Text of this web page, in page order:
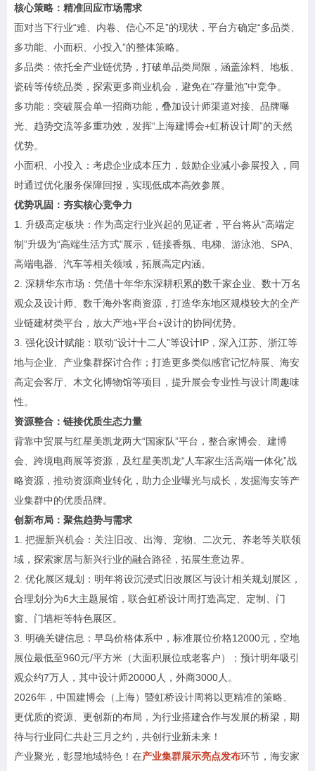
核心策略：精准回应市场需求
面对当下行业“难、内卷、信心不足”的现状，平台方确定“多品类、
多功能、小面积、小投入”的整体策略。
多品类：依托全产业链优势，打破单品类局限，涵盖涂料、地板、
瓷砖等传统品类，探索更多商业机会，避免在“存量池”中竞争。
多功能：突破展会单一招商功能，叠加设计师渠道对接、品牌曝
光、趋势交流等多重功效，发挥“上海建博会+虹桥设计周”的天然
优势。
小面积、小投入：考虑企业成本压力，鼓励企业减小参展投入，同
时通过优化服务保障回报，实现低成本高效参展。
优势巩固：夯实核心竞争力
1. 升级高定板块：作为高定行业兴起的见证者，平台将从“高端定
制”升级为“高端生活方式”展示，链接香氛、电梯、游泳池、SPA、
高端电器、汽车等相关领域，拓展高定内涵。
2. 深耕华东市场：凭借十年华东深耕积累的数千家企业、数十万名
观众及设计师、数千海外客商资源，打造华东地区规模较大的全产
业链建材类平台，放大产地+平台+设计的协同优势。
3. 强化设计赋能：联动“设计十二人”等设计IP，深入江苏、浙江等
地与企业、产业集群探讨合作；打造更多类似感官记忆特展、海安
高定会客厅、木文化博物馆等项目，提升展会专业性与设计周趣味
性。
资源整合：链接优质生态力量
背靠中贸展与红星美凯龙两大“国家队”平台，整合家博会、建博
会、跨境电商展等资源，及红星美凯龙“人车家生活高端一体化”战
略资源，推动资源商业转化，助力企业曝光与成长，发掘海安等产
业集群中的优质品牌。
创新布局：聚焦趋势与需求
1. 把握新兴机会：关注旧改、出海、宠物、二次元、养老等关联领
域，探索家居与新兴行业的融合路径，拓展生意边界。
2. 优化展区规划：明年将设沉浸式旧改展区与设计相关规划展区，
合理划分为6大主题展馆，联合虹桥设计周打造高定、定制、门
窗、门墙柜等特色展区。
3. 明确关键信息：早鸟价格体系中，标准展位价格12000元，空地
展位最低至960元/平方米（大面积展位或老客户）；预计明年吸引
观众约7万人，其中设计师20000人，外商3000人。
2026年，中国建博会（上海）暨虹桥设计周将以更精准的策略、
更优质的资源、更创新的布局，为行业搭建合作与发展的桥梁，期
待与行业同仁共赴三月之约，共创行业新未来！
产业聚光，彰显地域特色！在产业集群展示亮点发布环节 ， 海安家